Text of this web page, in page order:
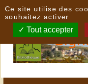
Ce site utilise des
souhaitez activer
Tout accepter